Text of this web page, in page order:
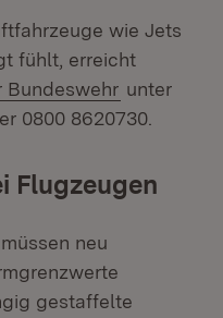
wie Jets
fühlt, erreicht
Bundeswehr (Öffnet in
unter
0800 8620730.
Flugzeugen
neu
gestaffelte